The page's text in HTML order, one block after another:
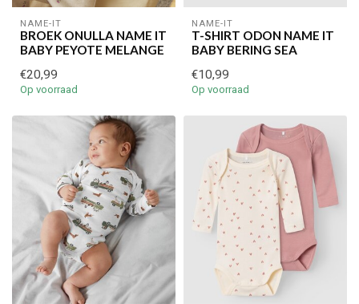
NAME-IT
BROEK ONULLA NAME IT
BABY PEYOTE MELANGE
€20,99
Op voorraad
NAME-IT
T-SHIRT ODON NAME IT
BABY BERING SEA
€10,99
Op voorraad
€5,00 korting op je volgende bestelling
Schrijf je in voor onze nieuwsbrief om op de hoogte te blijven
over onze nieuwe collectie, en ontvang 5 euro korting
op je
volgende aankoop! 😀